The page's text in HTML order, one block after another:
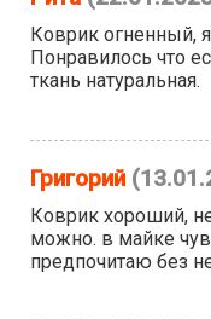
Коврик огненный,
Понравилось что
ткань натуральная.
Григорий
Коврик хороший,
можно. в майке
предпочитаю без